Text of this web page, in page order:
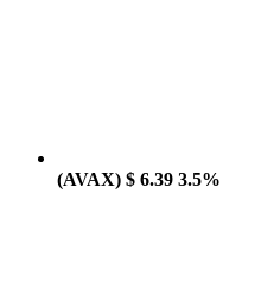
(AVAX) $ 6.39 3.5%